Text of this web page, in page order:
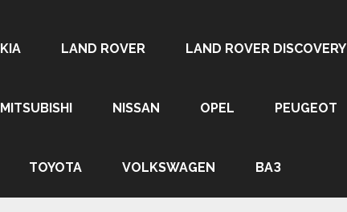
KIA LAND ROVER LAND ROVER DISCOVERY
MITSUBISHI NISSAN OPEL PEUGEOT
TOYOTA VOLKSWAGEN ВАЗ